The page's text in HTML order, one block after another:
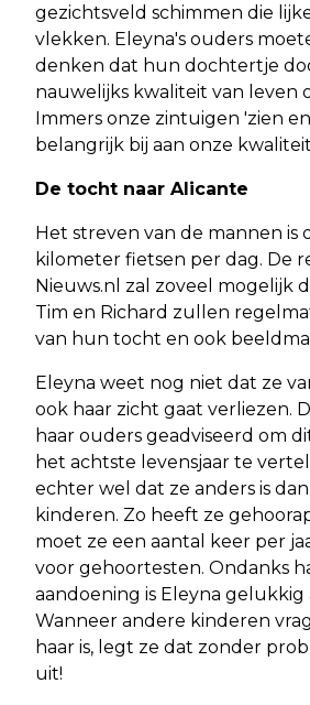
gezichtsveld schimmen die
vlekken. Eleyna's ouders
denken dat hun dochtertje
nauwelijks kwaliteit van leven
Immers onze zintuigen 'zien
belangrijk bij aan onze
De tocht naar Alicante
Het streven van de mannen is
kilometer fietsen per dag. De
Nieuws.nl zal zoveel mogelijk
Tim en Richard zullen
van hun tocht en ook
Eleyna weet nog niet dat ze
ook haar zicht gaat verliezen.
haar ouders geadviseerd om
het achtste levensjaar te
echter wel dat ze anders is
kinderen. Zo heeft ze
moet ze een aantal keer per
voor gehoortesten. Ondanks
aandoening is Eleyna gelukkig
Wanneer andere kinderen
haar is, legt ze dat zonder
uit!